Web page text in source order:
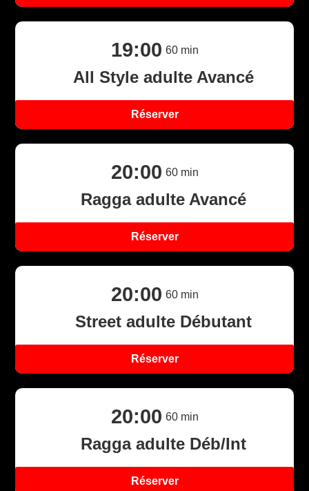
19:00 60min
All Style adulte Avancé
Réserver
20:00 60min
Ragga adulte Avancé
Réserver
20:00 60min
Street adulte Débutant
Réserver
20:00 60min
Ragga adulte Déb/Int
Réserver